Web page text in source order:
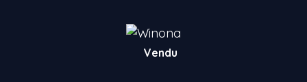
Vendu